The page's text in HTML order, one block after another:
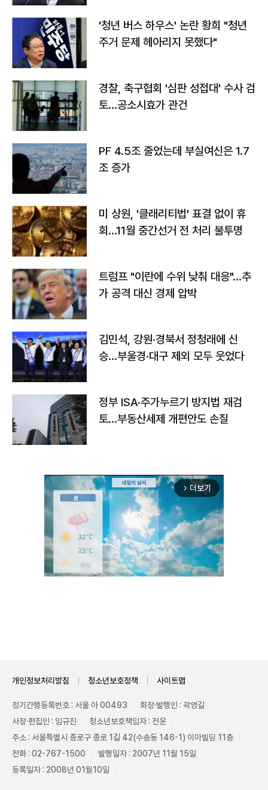
'청년 버스 하우스' 논란 황희 "청년
주거 문제 헤아리지 못했다"
경찰, 축구협회 '심판 성접대' 수사 검
토…공소시효가 관건
PF 4.5조 줄었는데 부실여신은 1.7
조 증가
미 상원, '클래리티법' 표결 없이 휴
회…11월 중간선거 전 처리 불투명
트럼프 "이란에 수위 낮춰 대응"…추
가 공격 대신 경제 압박
김민석, 강원·경북서 정청래에 신
승…부울경·대구 제외 모두 웃었다
정부 ISA·주가누르기 방지법 재검
토…부동산세제 개편안도 손질
arrow_forward_ios 더보기
개인정보처리방침 청소년보호정책 사이트맵
정기간행등록번호 : 서울 아 00493
회장·발행인 : 곽영길
사장·편집인 : 임규진
청소년보호책임자 : 전운
주소 : 서울특별시 종로구 종로 1길 42(수송동 146-1) 이마빌딩 11층
전화 : 02-767-1500
발행일자 : 2007년 11월 15일
등록일자 : 2008년 01월10일